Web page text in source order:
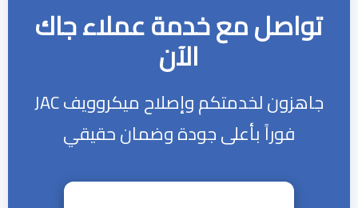
تواصل مع خدمة عملاء جاك
الآن
جاهزون لخدمتكم وإصلاح ميكروويف JAC
فوراً بأعلى جودة وضمان حقيقي